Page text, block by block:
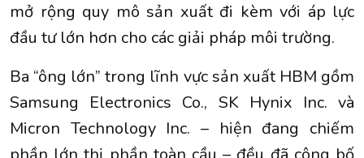
mở rộng quy mô sản xuất đi kèm với áp lực
đầu tư lớn hơn cho các giải pháp môi trường.
Ba “ông lớn” trong lĩnh vực sản xuất HBM gồm
Samsung Electronics Co., SK Hynix Inc. và
Micron Technology Inc. – hiện đang chiếm